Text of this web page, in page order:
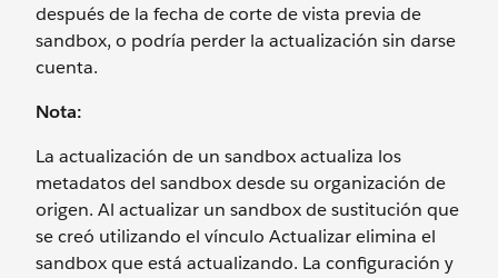
después de la fecha de corte de vista previa de
sandbox, o podría perder la actualización sin darse
cuenta.
Nota:
La actualización de un sandbox actualiza los
metadatos del sandbox desde su organización de
origen. Al actualizar un sandbox de sustitución que
se creó utilizando el vínculo Actualizar elimina el
sandbox que está actualizando. La configuración y